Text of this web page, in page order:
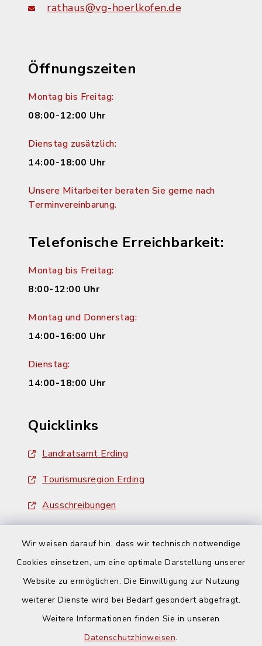
Wir weisen darauf hin, dass wir technisch notwendige
Cookies einsetzen, um eine optimale Darstellung unserer
Website zu ermöglichen. Die Einwilligung zur Nutzung
weiterer Dienste wird bei Bedarf gesondert abgefragt.
Weitere Informationen finden Sie in unseren
Datenschutzhinweisen.
rathaus@vg-hoerlkofen.de
Öffnungszeiten
Montag bis Freitag:
08:00-12:00 Uhr
Dienstag zusätzlich:
14:00-18:00 Uhr
Unsere Mitarbeiter beraten Sie gerne nach
Terminvereinbarung.
Telefonische Erreichbarkeit:
Montag bis Freitag:
8:00-12:00 Uhr
Montag und Donnerstag:
14:00-16:00 Uhr
Dienstag:
14:00-18:00 Uhr
Quicklinks
Landratsamt Erding
Tourismusregion Erding
Ausschreibungen
Barrierefreiheit